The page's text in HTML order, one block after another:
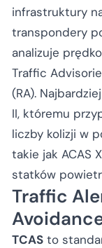
infrastruktury
transpondery
analizuje
Traffic
(RA).
II, któremu
liczby kolizji w
takie jak ACAS
statków
Traffic
TCAS to